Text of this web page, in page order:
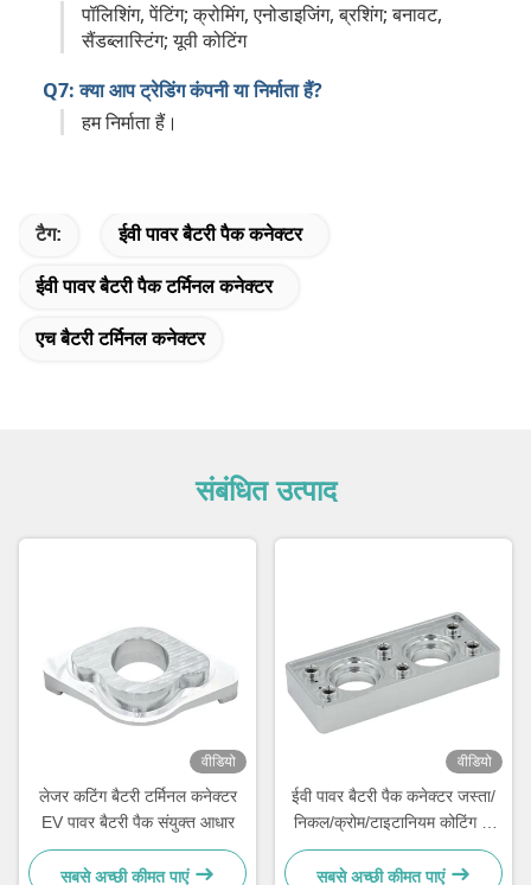
पॉलिशिंग, पेंटिंग; क्रोमिंग, एनोडाइजिंग, ब्रशिंग; बनावट,
सैंडब्लास्टिंग; यूवी कोटिंग
Q7: क्या आप ट्रेडिंग कंपनी या निर्माता हैं?
हम निर्माता हैं।
टैग: ईवी पावर बैटरी पैक कनेक्टर
ईवी पावर बैटरी पैक टर्मिनल कनेक्टर
एच बैटरी टर्मिनल कनेक्टर
संबंधित उत्पाद
वीडियो
लेजर कटिंग बैटरी टर्मिनल कनेक्टर
EV पावर बैटरी पैक संयुक्त आधार
सबसे अच्छी कीमत पाएं
वीडियो
ईवी पावर बैटरी पैक कनेक्टर जस्ता/
निकल/क्रोम/टाइटानियम कोटिंग के
साथ
सबसे अच्छी कीमत पाएं